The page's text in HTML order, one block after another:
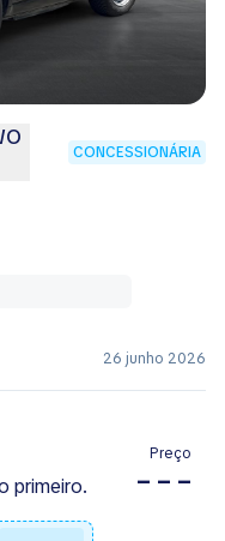
CONCESSIONÁRIA
26 junho 2026
primeiro.
Preço
– – –